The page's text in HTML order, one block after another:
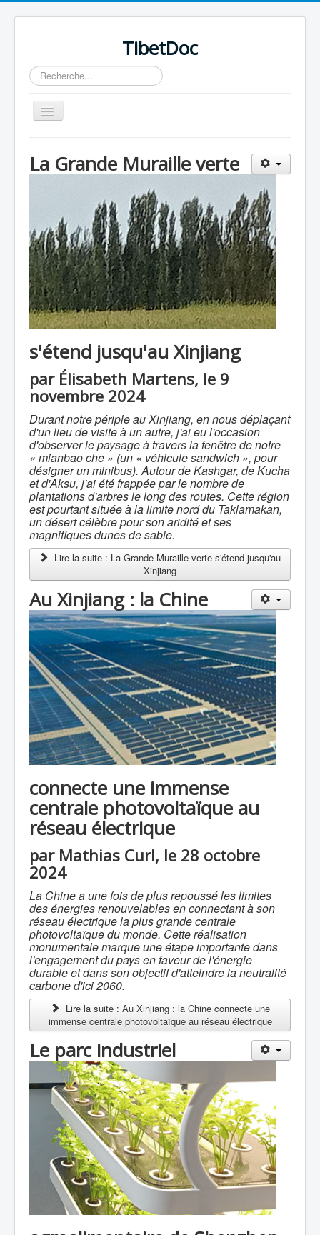
TibetDoc
Rechercher
Basculer
la
La Grande Muraille verte
s'étend jusqu'au Xinjiang
par Élisabeth Martens, le 9
novembre 2024
Durant notre périple au Xinjiang, en nous déplaçant
d'un lieu de visite à un autre, j'ai eu l'occasion
d'observer le paysage à travers la fenêtre de notre
« mianbao che » (un « véhicule sandwich », pour
désigner un minibus). Autour de Kashgar, de Kucha
et d'Aksu, j'ai été frappée par le nombre de
plantations d'arbres le long des routes. Cette région
est pourtant située à la limite nord du Taklamakan,
un désert célèbre pour son aridité et ses
magnifiques dunes de sable.
Lire la suite : La Grande Muraille verte s'étend jusqu'au
Xinjiang
Au Xinjiang : la Chine
connecte une immense
centrale photovoltaïque au
réseau électrique
par Mathias Curl, le 28 octobre
2024
La Chine a une fois de plus repoussé les limites
des énergies renouvelables en connectant à son
réseau électrique la plus grande centrale
photovoltaïque du monde. Cette réalisation
monumentale marque une étape importante dans
l'engagement du pays en faveur de l'énergie
durable et dans son objectif d'atteindre la neutralité
carbone d'ici 2060.
Lire la suite : Au Xinjiang : la Chine connecte une
immense centrale photovoltaïque au réseau électrique
Le parc industriel